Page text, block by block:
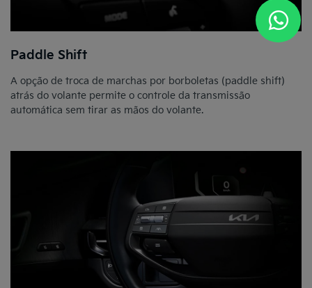
Paddle Shift
A opção de troca de marchas por borboletas (paddle shift)
atrás do volante permite o controle da transmissão
automática sem tirar as mãos do volante.